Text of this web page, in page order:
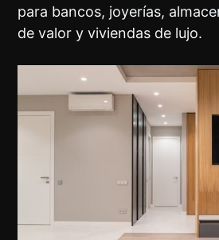
para bancos, joyerías,
de valor y viviendas de lujo.